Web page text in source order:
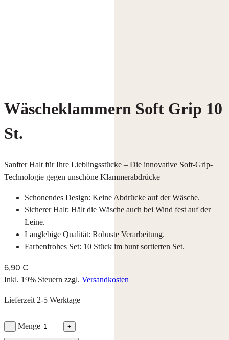
Wäscheklammern Soft Grip 10
St.
Sanfter Halt für Ihre Lieblingsstücke – Die innovative Soft-Grip-
Technologie gegen unschöne Klammerabdrücke
Schonendes Design: Keine Abdrücke auf der Wäsche.
Sicherer Halt: Hält die Wäsche auch bei Wind fest auf der
Leine.
Langlebige Qualität: Robuste Verarbeitung.
Farbenfrohes Set: 10 Stück im bunt sortierten Set.
6,90 €
Inkl. 19% Steuern zzgl. Versandkosten
Lieferzeit 2-5 Werktage
– Menge +